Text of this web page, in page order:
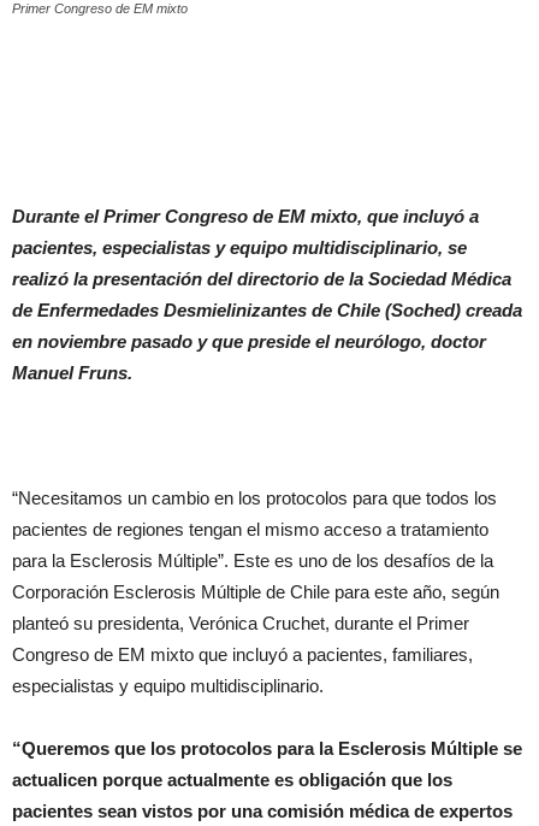
Primer Congreso de EM mixto
Durante el Primer Congreso de EM mixto, que incluyó a
pacientes, especialistas y equipo multidisciplinario, se
realizó la presentación del directorio de la Sociedad Médica
de Enfermedades Desmielinizantes de Chile (Soched) creada
en noviembre pasado y que preside el neurólogo, doctor
Manuel Fruns.
“Necesitamos un cambio en los protocolos para que todos los
pacientes de regiones tengan el mismo acceso a tratamiento
para la Esclerosis Múltiple”. Este es uno de los desafíos de la
Corporación Esclerosis Múltiple de Chile para este año, según
planteó su presidenta, Verónica Cruchet, durante el Primer
Congreso de EM mixto que incluyó a pacientes, familiares,
especialistas y equipo multidisciplinario.
“Queremos que los protocolos para la Esclerosis Múltiple se
actualicen porque actualmente es obligación que los
pacientes sean vistos por una comisión médica de expertos